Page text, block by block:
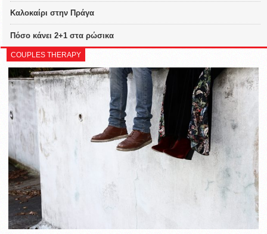
Καλοκαίρι στην Πράγα
Πόσο κάνει 2+1 στα ρώσικα
COUPLES THERAPY